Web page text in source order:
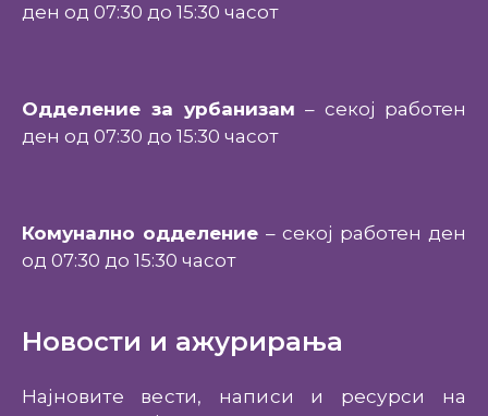
ден од 07:30 до 15:30 часот
Одделение за урбанизам – секој работен
ден од 07:30 до 15:30 часот
Комунално одделение – секој работен ден
од 07:30 до 15:30 часот
Новости и ажурирања
Најновите вести, написи и ресурси на